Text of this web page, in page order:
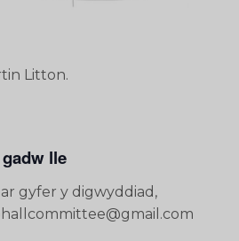
Litton.
lle
gyfer y digwyddiad,